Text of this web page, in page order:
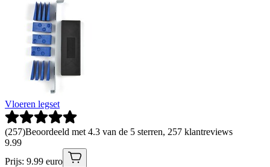
Vloeren legset
(257)Beoordeeld met 4.3 van de 5 sterren, 257 klantreviews
9.99
Prijs: 9.99 euro